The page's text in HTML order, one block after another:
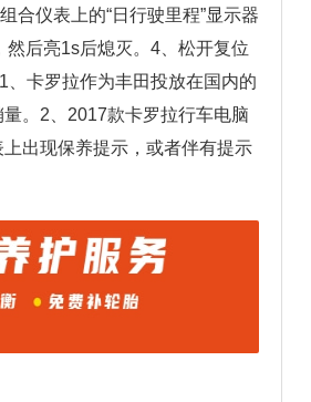
合仪表上的“日行驶里程”显示器
后亮1s后熄灭。4、松开复位
卡罗拉作为丰田投放在国内的
。2、2017款卡罗拉行车电脑
出现保养提示，或者伴有提示